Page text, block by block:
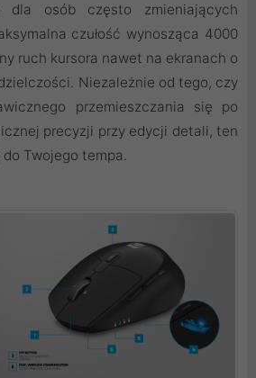
dla osób często zmieniających
czułość wynosząca 4000
ruch kursora nawet na ekranach o
Niezależnie od tego, czy
przemieszczania się po
precyzji przy edycji detali, ten
Twojego tempa.